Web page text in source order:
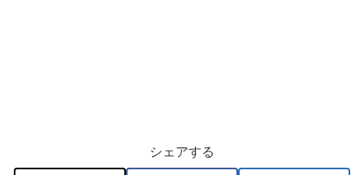
シェアする